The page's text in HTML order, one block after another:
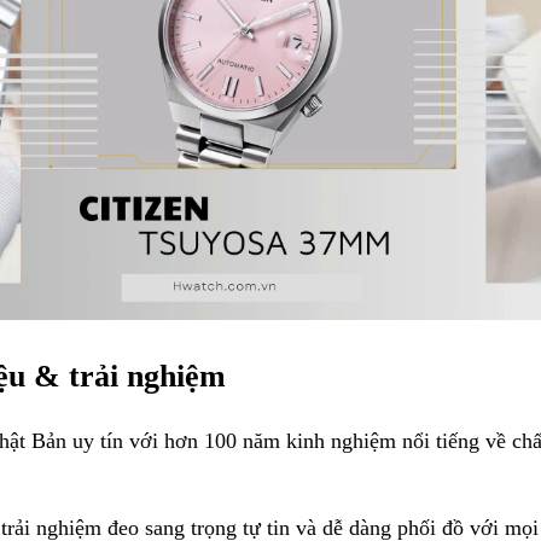
& trải nghiệm
Bản uy tín với hơn 100 năm kinh nghiệm nổi tiếng về
nghiệm đeo sang trọng tự tin và dễ dàng phối đồ với